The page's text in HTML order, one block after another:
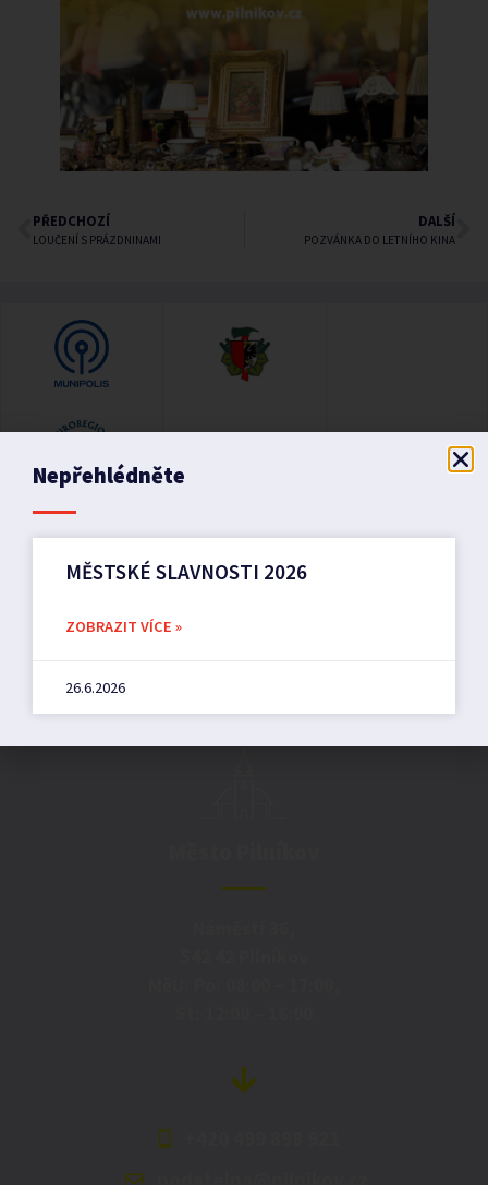
PŘEDCHOZÍ
LOUČENÍ S PRÁZDNINAMI
DALŠÍ
POZVÁNKA DO LETNÍHO KINA
Nepřehlédněte
MĚSTSKÉ SLAVNOSTI 2026
ZOBRAZIT VÍCE »
26.6.2026